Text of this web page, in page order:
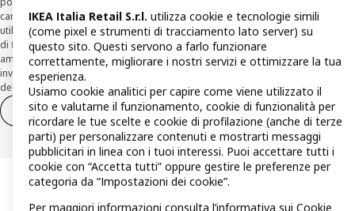
cartacea (Viale Fulvio Testi, 280 - 20126 Milano) e per via telematica –
utilizzando la funzionalità sul sito www.agos.it(“Recesso”) - anche per richieste
di finanziamento effettuate con canali a distanza. In caso di pre-
ammortamento, la comunicazione di recesso da parte del Cliente deve essere
inviata, con le modalità di cui sopra entro 30 giorni dalla data di accettazione
della richiesta di finanziamento.
Diritto di recesso
Diritto di recesso per i servizi
IKEA Italia Retail S.r.l. utilizza cookie e tecnologie simili
(come pixel e strumenti di tracciamento lato server) su
questo sito. Questi servono a farlo funzionare
correttamente, migliorare i nostri servizi e ottimizzare la tua
esperienza.
Usiamo cookie analitici per capire come viene utilizzato il
sito e valutarne il funzionamento, cookie di funzionalità per
ricordare le tue scelte e cookie di profilazione (anche di terze
parti) per personalizzare contenuti e mostrarti messaggi
pubblicitari in linea con i tuoi interessi. Puoi accettare tutti i
cookie con “Accetta tutti” oppure gestire le preferenze per
categoria da “Impostazioni dei cookie”.
Per maggiori informazioni consulta l’informativa sui Cookie